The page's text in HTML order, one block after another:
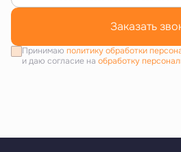
Заказать
Принимаю политику обработки
и даю согласие на обработку